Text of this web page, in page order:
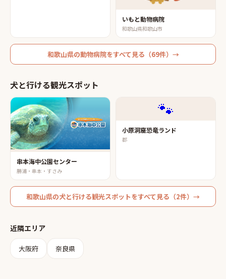
いもと動物病院
和歌山県和歌山市
和歌山県の動物病院をすべて見る（69件）→
犬と行ける観光スポット
串本海中公園センター
勝浦・串本・すさみ
🐾
小原洞窟恐竜ランド
郡
和歌山県の犬と行ける観光スポットをすべて見る（2件）→
近隣エリア
大阪府 奈良県